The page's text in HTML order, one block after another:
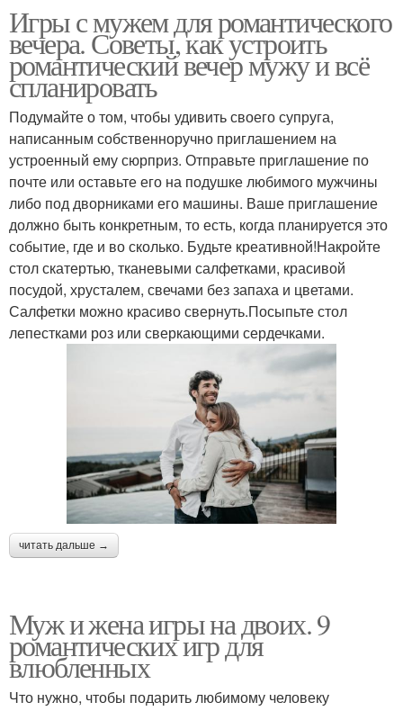
Игры с мужем для романтического
вечера. Советы, как устроить
романтический вечер мужу и всё
спланировать
Подумайте о том, чтобы удивить своего супруга,
написанным собственноручно приглашением на
устроенный ему сюрприз. Отправьте приглашение по
почте или оставьте его на подушке любимого мужчины
либо под дворниками его машины. Ваше приглашение
должно быть конкретным, то есть, когда планируется это
событие, где и во сколько. Будьте креативной!Накройте
стол скатертью, тканевыми салфетками, красивой
посудой, хрусталем, свечами без запаха и цветами.
Салфетки можно красиво свернуть.Посыпьте стол
лепестками роз или сверкающими сердечками.
читать дальше →
Муж и жена игры на двоих. 9
романтических игр для
влюбленных
Что нужно, чтобы подарить любимому человеку